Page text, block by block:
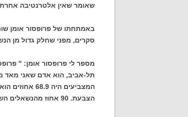
שאומר שאין אלטרנטיבה אחרת
באמתחתו של פרופסור אומן
סקרים, מפני שחלק גדול מן
מספר לי פרופסור אומן: "
תל-אביב, הוא אדם שאני מאד
המצביעים
הצבעת. 90 אחוז מהנשאלים השיבו כי השתתפו בהצבעה.